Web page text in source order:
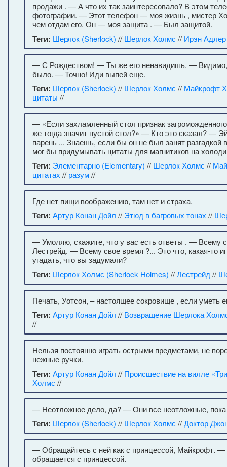
продажи . — А что их так заинтересовало? В этом
фотографии. — Этот телефон — моя жизнь , мистер
чем отдам его. Он — моя защита . — Был защитой.
Теги: Шерлок (Sherlock) // Шерлок Холмс // Ирэн Адлер
— С Рождеством! — Ты же его ненавидишь. — Видимо,
было. — Точно! Иди выпей еще.
Теги: Шерлок (Sherlock) // Шерлок Холмс // Майкрофт
цитаты //
— «Если захламленный стол признак
же тогда значит пустой стол?» — Кто это сказал? —
парень ... Знаешь, если бы он не был занят разгадкой
мог бы придумывать цитаты для магнитиков на
Теги: Элементарно (Elementary) // Шерлок Холмс //
цитатах // разум//
Где нет пищи воображению, там нет и страха.
Теги: Артур Конан Дойл // Этюд в багровых тонах //
— Умоляю, скажите, что у вас есть ответы . — Всему
Лестрейд. — Всему свое время ?... Это что, какая-то
угадать, что вы задумали?
Теги: Шерлок Холмс (Sherlock Holmes) //Лестрейд //
Печать, Уотсон, – настоящее сокровище , если уметь
Теги: Артур Конан Дойл // Возвращение Шерлока
//
Нельзя постоянно играть острыми предметами, не
нежные ручки.
Теги: Артур Конан Дойл // Происшествие на вилле
Холмс //
— Неотложное дело, да? — Они все неотложные,
Теги: Шерлок (Sherlock) // Шерлок Холмс //Доктор
— Обращайтесь с ней как с принцессой, Майкрофт. —
обращается с принцессой.